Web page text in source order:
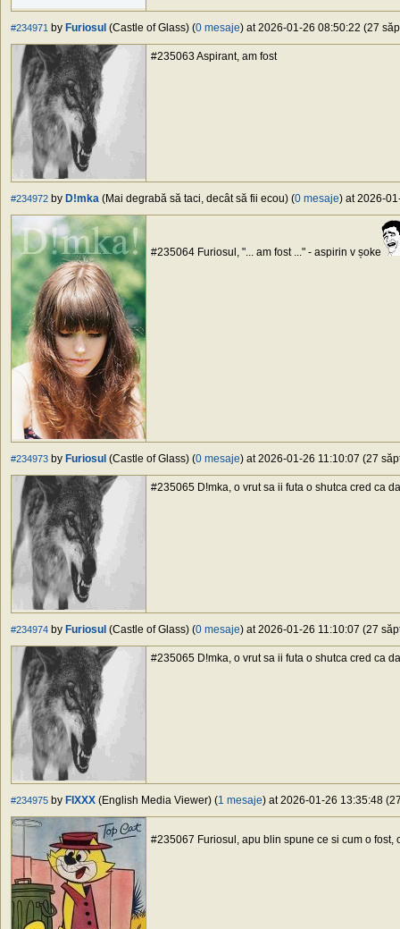
#234971 by Furiosul (Castle of Glass) (0 mesaje) at 2026-01-26 08:50:22 (27
#235063 Aspirant, am fost
#234972 by D!mka (Mai degrabă să taci, decât să fii ecou) (0 mesaje) at 2026-
#235064 Furiosul, "... am fost ..." - aspirin v șoke
#234973 by Furiosul (Castle of Glass) (0 mesaje) at 2026-01-26 11:10:07 (27
#235065 D!mka, o vrut sa ii futa o shutca cred ca
#234974 by Furiosul (Castle of Glass) (0 mesaje) at 2026-01-26 11:10:07 (27
#235065 D!mka, o vrut sa ii futa o shutca cred ca
#234975 by FIXXX (English Media Viewer) (1 mesaje) at 2026-01-26 13:35:48
#235067 Furiosul, apu blin spune ce si cum o fost,